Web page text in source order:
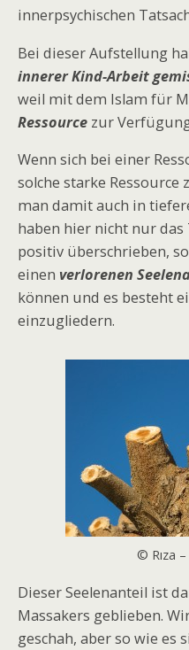
innerpsychischen
Bei dieser Aufstellung
innerer Kind-Arbeit
weil mit dem Islam für
Ressource zur
Wenn sich bei einer
solche starke Ressource
man damit auch in
haben hier nicht nur
positiv überschrieben,
einen verlorenen
können und es besteht
einzugliedern.
© Rıza
Dieser Seelenanteil ist
Massakers geblieben.
geschah, aber so wie es